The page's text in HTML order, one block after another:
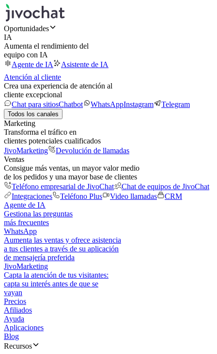
Oportunidades
IA
Aumenta el rendimiento del
equipo con IA
Agente de IA
Asistente de IA
Atención al cliente
Crea una experiencia de atención al
cliente excepcional
Chat para sitiosChatbot WhatsAppInstagram Telegram
Todos los canales
Marketing
Transforma el tráfico en
clientes potenciales cualificados
JivoMarketing
Devolución de llamadas
Ventas
Consigue más ventas, un mayor valor medio
de los pedidos y una mayor base de clientes
Teléfono empresarial de JivoChat
Chat de equipos de JivoChat
Integraciones
Teléfono Plus Video llamadas
CRM
Agente de IA
Gestiona las preguntas
más frecuentes
WhatsApp
Aumenta las ventas y ofrece asistencia
a tus clientes a través de su aplicación
de mensajería preferida
JivoMarketing
Capta la atención de tus visitantes:
capta su interés antes de que se
vayan
Precios
Afiliados
Ayuda
Aplicaciones
Blog
Recursos